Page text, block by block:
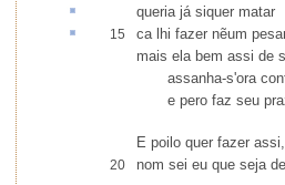
queria já siquer matar
15 calhi fazer nẽum
mais ela bem assi de
assanha-s'ora
e pero faz seu
E poilo quer fazer assi,
20 nom sei eu que seja